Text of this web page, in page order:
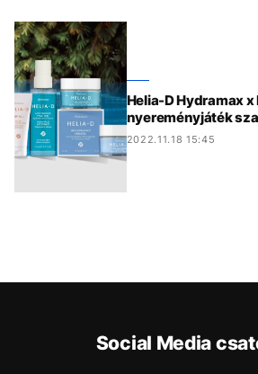
Helia-D Hydramax
nyereményjáték
2022.11.18 15:45
Social Media